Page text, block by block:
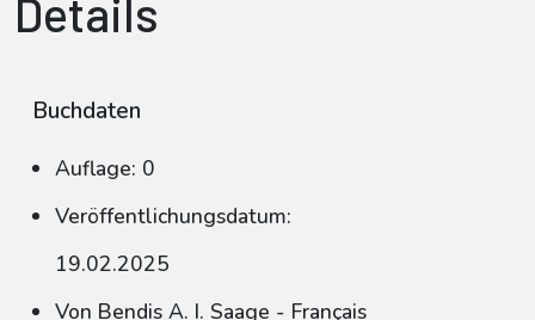
Details
Buchdaten
Auflage: 0
Veröffentlichungsdatum:
19.02.2025
Von Bendis A. I. Saage - Français